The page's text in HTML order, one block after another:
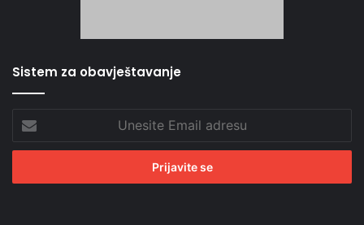
Sistem za obavještavanje
Email
adresu